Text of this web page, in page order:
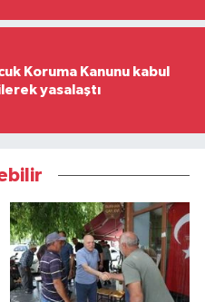
Koruma Kanunu kabul
yasalaştı